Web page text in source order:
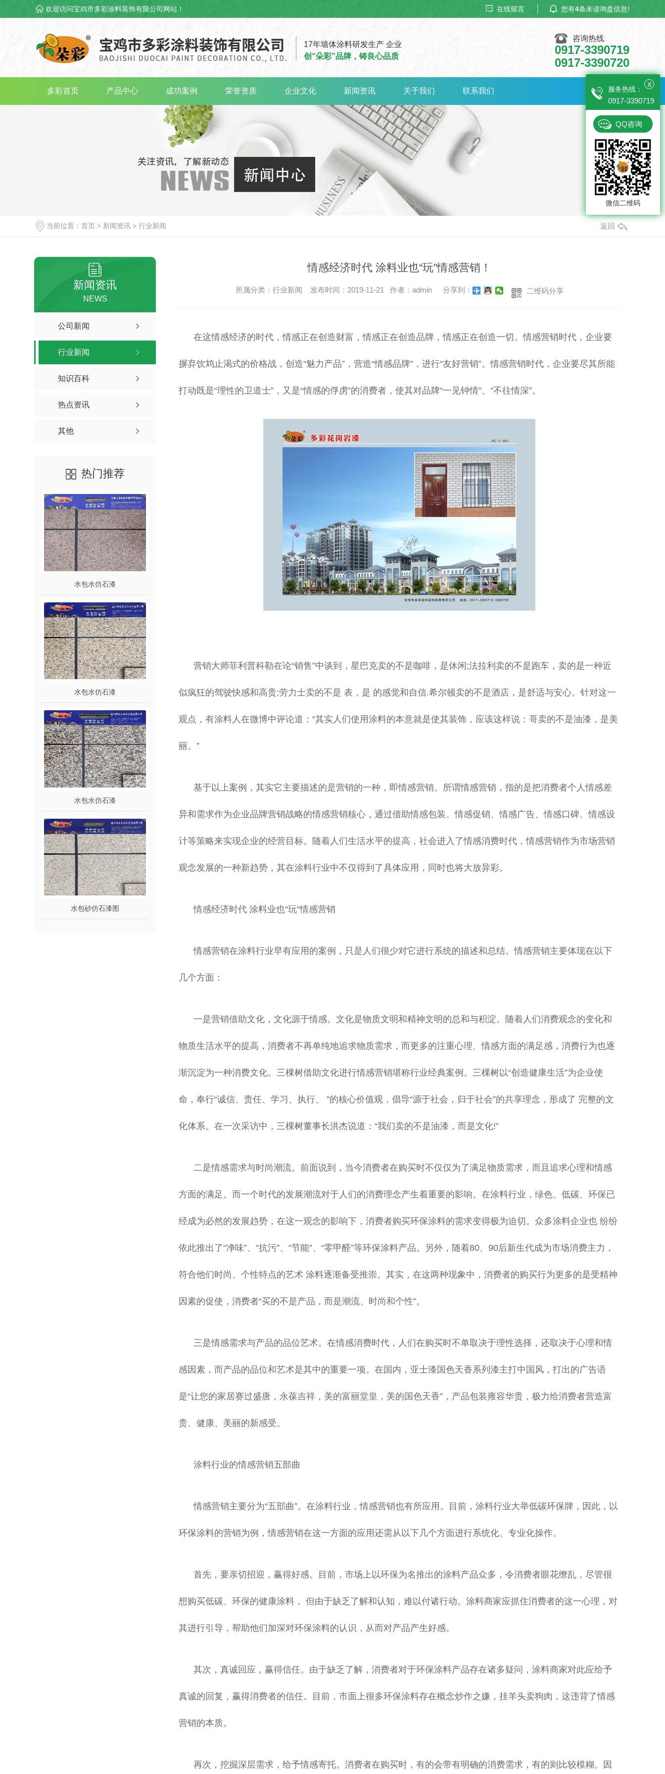
欢迎访问宝鸡市多彩涂料装饰有限公司网站！ 在线留言 您有4条未读询盘信息!
17年墙体涂料研发生产 企业
创“朵彩”品牌，铸良心品质
咨询热线
0917-3390719
0917-3390720
多彩首页 产品中心 成功案例 荣誉资质 企业文化 新闻资讯 关于我们 联系我们
当前位置： 首页 > 新闻资讯 > 行业新闻 返回
新闻资讯
NEWS
公司新闻
行业新闻
知识百科
热点资讯
其他
热门推荐
水包水仿石漆
水包水仿石漆
水包水仿石漆
水包砂仿石漆图
情感经济时代 涂料业也“玩”情感营销！
所属分类：行业新闻 发布时间：2019-11-21 作者：admin 分享到： 二维码分享
在这情感经济的时代，情感正在创造财富，情感正在创造品牌，情感正在创造一切。情感营销时代，企业要
摒弃饮鸩止渴式的价格战，创造“魅力产品”，营造“情感品牌”，进行“友好营销”。情感营销时代，企业要尽其所能
打动既是“理性的卫道士”，又是“情感的俘虏”的消费者，使其对品牌“一见钟情”、“不往情深”。
营销大师菲利普科勒在论“销售”中谈到，星巴克卖的不是咖啡，是休闲;法拉利卖的不是跑车，卖的是一种近
似疯狂的驾驶快感和高贵;劳力士卖的不是 表，是 的感觉和自信.希尔顿卖的不是酒店，是舒适与安心。针对这一
观点，有涂料人在微博中评论道：“其实人们使用涂料的本意就是使其装饰，应该这样说：哥卖的不是油漆，是美
丽。”
基于以上案例，其实它主要描述的是营销的一种，即情感营销。所谓情感营销，指的是把消费者个人情感差
异和需求作为企业品牌营销战略的情感营销核心，通过借助情感包装、情感促销、情感广告、情感口碑、情感设
计等策略来实现企业的经营目标。随着人们生活水平的提高，社会进入了情感消费时代，情感营销作为市场营销
观念发展的一种新趋势，其在涂料行业中不仅得到了具体应用，同时也将大放异彩。
情感经济时代 涂料业也“玩”情感营销
情感营销在涂料行业早有应用的案例，只是人们很少对它进行系统的描述和总结。情感营销主要体现在以下
几个方面：
一是营销借助文化，文化源于情感。文化是物质文明和精神文明的总和与积淀。随着人们消费观念的变化和
物质生活水平的提高，消费者不再单纯地追求物质需求，而更多的注重心理、情感方面的满足感，消费行为也逐
渐沉淀为一种消费文化。三棵树借助文化进行情感营销堪称行业经典案例。三棵树以“创造健康生活”为企业使
命，奉行“诚信、责任、学习、执行、 ”的核心价值观，倡导“源于社会，归于社会”的共享理念，形成了 完整的文
化体系。在一次采访中，三棵树董事长洪杰说道：“我们卖的不是油漆，而是文化!”
二是情感需求与时尚潮流。前面说到，当今消费者在购买时不仅仅为了满足物质需求，而且追求心理和情感
方面的满足。而一个时代的发展潮流对于人们的消费理念产生着重要的影响。在涂料行业，绿色、低碳、环保已
经成为必然的发展趋势，在这一观念的影响下，消费者购买环保涂料的需求变得极为迫切。众多涂料企业也 纷纷
依此推出了“净味”、“抗污”、“节能”、“零甲醛”等环保涂料产品。另外，随着80、90后新生代成为市场消费主力，
符合他们时尚、个性特点的艺术 涂料逐渐备受推崇。其实，在这两种现象中，消费者的购买行为更多的是受精神
因素的促使，消费者“买的不是产品，而是潮流、时尚和个性”。
三是情感需求与产品的品位艺术。在情感消费时代，人们在购买时不单取决于理性选择，还取决于心理和情
感因素，而产品的品位和艺术是其中的重要一项。在国内，亚士漆国色天香系列漆主打中国风，打出的广告语
是“让您的家居赛过盛唐，永葆吉祥，美的富丽堂皇，美的国色天香”，产品包装雍容华贵，极力给消费者营造富
贵、健康、美丽的新感受。
涂料行业的情感营销五部曲
情感营销主要分为“五部曲”。在涂料行业，情感营销也有所应用。目前，涂料行业大举低碳环保牌，因此，以
环保涂料的营销为例，情感营销在这一方面的应用还需从以下几个方面进行系统化、专业化操作。
首先，要亲切招迎，赢得好感。目前，市场上以环保为名推出的涂料产品众多，令消费者眼花缭乱，尽管很
想购买低碳、环保的健康涂料， 但由于缺乏了解和认知，难以付诸行动。涂料商家应抓住消费者的这一心理，对
其进行引导，帮助他们加深对环保涂料的认识，从而对产品产生好感。
其次，真诚回应，赢得信任。由于缺乏了解，消费者对于环保涂料产品存在诸多疑问，涂料商家对此应给予
真诚的回复，赢得消费者的信任。目前，市面上很多环保涂料存在概念炒作之嫌，挂羊头卖狗肉，这违背了情感
营销的本质。
再次，挖掘深层需求，给予情感寄托。消费者在购买时，有的会带有明确的消费需求，有的则比较模糊。因
X
服务热线：
0917-3390719
QQ咨询
微信二维码